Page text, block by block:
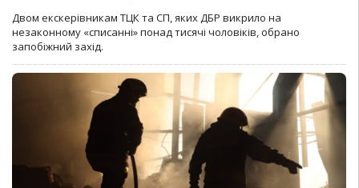
Двом екскерівникам ТЦК та СП, яких ДБР викрило на
незаконному «списанні» понад тисячі чоловіків, обрано
запобіжний захід.